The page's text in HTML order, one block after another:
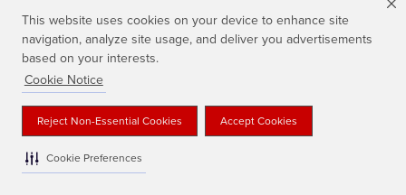
This website uses cookies on your device to enhance site
navigation, analyze site usage, and deliver you advertisements
based on your interests.
Cookie Notice
Reject Non-Essential Cookies Accept Cookies
Cookie Preferences